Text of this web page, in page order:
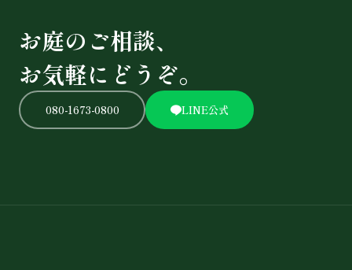
お庭のご相談、
お気軽にどうぞ。
080-1673-0800 LINE公式